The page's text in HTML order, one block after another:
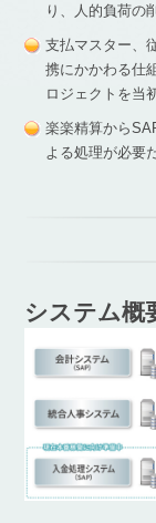
り、人的負荷の
支払マスター、
携にかかわる仕
ロジェクトを当
楽楽精算から
よる処理が必要
システム概